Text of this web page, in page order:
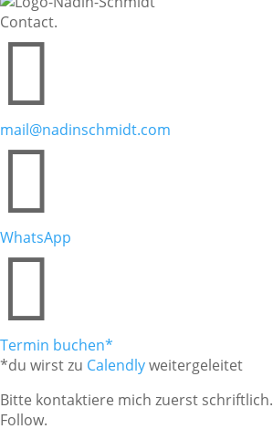
Contact.

mail@nadinschmidt.com

WhatsApp

Termin buchen*
*du wirst zu Calendlyweitergeleitet
Bitte kontaktiere mich zuerst schriftlich.
Follow.